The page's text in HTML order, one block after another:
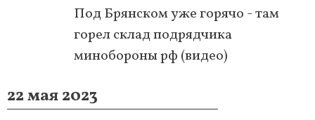
Под Брянском уже горячо - там
горел склад подрядчика
минобороны рф (видео)
22 мая 2023